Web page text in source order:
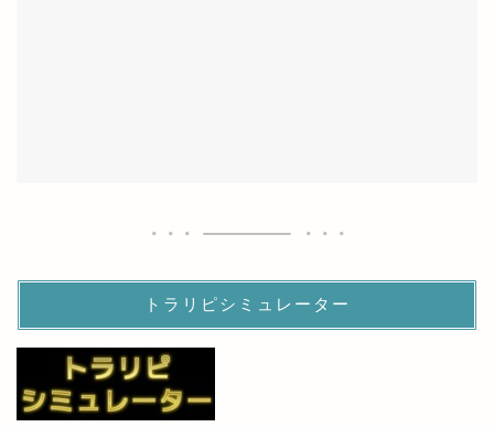
トラリピシミュレーター